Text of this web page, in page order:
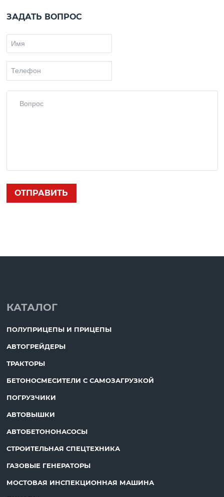
ЗАДАТЬ ВОПРОС
КАТАЛОГ
ПОЛУПРИЦЕПЫ И ПРИЦЕПЫ
АВТОГРЕЙДЕРЫ
ТРАКТОРЫ
БЕТОНОСМЕСИТЕЛИ С САМОЗАГРУЗКОЙ
ПОГРУЗЧИКИ
АВТОВЫШКИ
АВТОБЕТОНОНАСОСЫ
СТРОИТЕЛЬНАЯ СПЕЦТЕХНИКА
ГАЗОВЫЕ ГЕНЕРАТОРЫ
МОСТОВАЯ ИНСПЕКЦИОННАЯ МАШИНА